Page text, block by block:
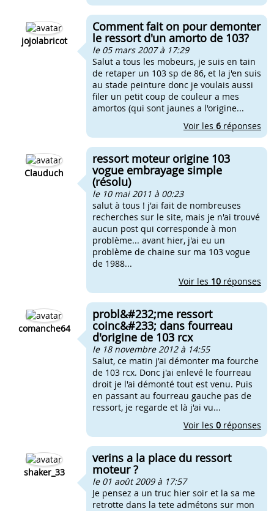
jojolabricot
Comment fait on pour demonter
le ressort d'un amorto de 103?
le 05 mars 2007 à 17:29
Salut a tous les mobeurs, je suis en tain
de retaper un 103 sp de 86, et la j'en suis
au stade peinture donc je voulais aussi
filer un petit coup de couleur a mes
amortos (qui sont jaunes a l'origine...
Voir les 6 réponses
Clauduch
ressort moteur origine 103
vogue embrayage simple
(résolu)
le 10 mai 2011 à 00:23
salut à tous ! j'ai fait de nombreuses
recherches sur le site, mais je n'ai trouvé
aucun post qui corresponde à mon
problème... avant hier, j'ai eu un
problème de chaine sur ma 103 vogue
de 1988...
Voir les 10 réponses
comanche64
probl&#232;me ressort
coinc&#233; dans fourreau
d'origine de 103 rcx
le 18 novembre 2012 à 14:55
Salut, ce matin j'ai démonter ma fourche
de 103 rcx. Donc j'ai enlevé le fourreau
droit je l'ai démonté tout est venu. Puis
en passant au fourreau gauche pas de
ressort, je regarde et là j'ai vu...
Voir les 0 réponses
shaker_33
verins a la place du ressort
moteur ?
le 01 août 2009 à 17:57
Je pensez a un truc hier soir et la sa me
retrotte dans la tete admétons sur mon